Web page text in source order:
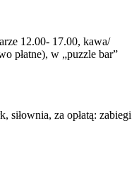
12.00- 17.00, kawa/
płatne), w „puzzle bar”
za opłatą: zabiegi